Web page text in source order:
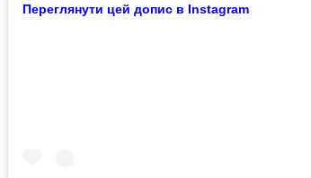
Переглянути цей допис в Instagram